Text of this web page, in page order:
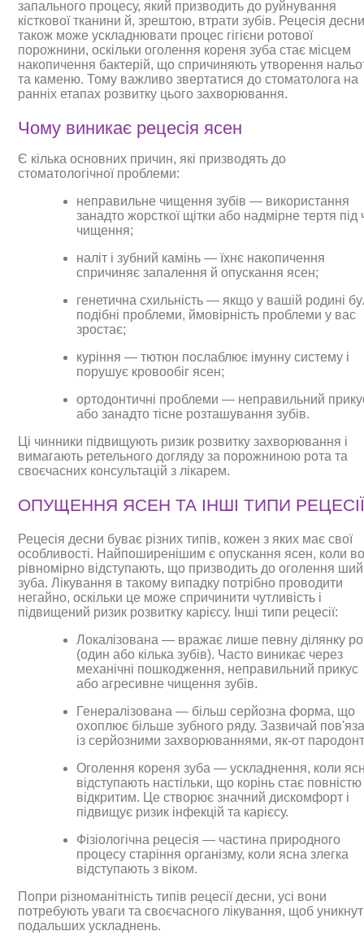
запального процесу, який призводить до руйнування
кісткової тканини й, зрештою, втрати зубів. Рецесія
також може ускладнювати процес гігієни ротової
порожнини, оскільки оголення кореня зуба стає місцем
накопичення бактерій, що спричиняють утворення
та каменю. Тому важливо звертатися до стоматолога на
ранніх етапах розвитку цього захворювання.
Чому виникає рецесія ясен
Є кілька основних причин, які призводять до
стоматологічної проблеми:
неправильне чищення зубів — використання
занадто жорсткої щітки або надмірне тертя під
чищення;
наліт і зубний камінь — їхнє накопичення
спричиняє запалення й опускання ясен;
генетична схильність — якщо у вашій родині
подібні проблеми, ймовірність проблеми у вас
зростає;
куріння — тютюн послаблює імунну систему і
порушує кровообіг ясен;
ортодонтичні проблеми — неправильний
або занадто тісне розташування зубів.
Ці чинники підвищують ризик розвитку захворювання і
вимагають ретельного догляду за порожниною рота та
своєчасних консультацій з лікарем.
ОПУЩЕННЯ ЯСЕН ТА ІНШІ ТИПИ
Рецесія десни буває різних типів, кожен з яких має свої
особливості. Найпоширенішим є опускання ясен, коли
рівномірно відступають, що призводить до оголення
зуба. Лікування в такому випадку потрібно проводити
негайно, оскільки це може спричинити чутливість і
підвищений ризик розвитку карієсу. Інші типи рецесії:
Локалізована — вражає лише певну ділянку
(один або кілька зубів). Часто виникає через
механічні пошкодження, неправильний прикус
або агресивне чищення зубів.
Генералізована — більш серйозна форма, що
охоплює більше зубного ряду. Зазвичай
із серйозними захворюваннями, як-от
Оголення кореня зуба — ускладнення, коли
відступають настільки, що корінь стає повністю
відкритим. Це створює значний дискомфорт і
підвищує ризик інфекцій та карієсу.
Фізіологічна рецесія — частина природного
процесу старіння організму, коли ясна злегка
відступають з віком.
Попри різноманітність типів рецесії десни, усі вони
потребують уваги та своєчасного лікування, щоб
подальших ускладнень.